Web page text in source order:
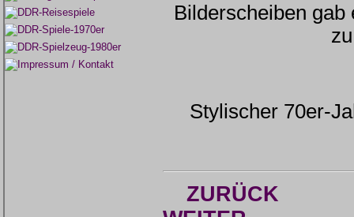
Bilderscheiben gab
Stylischer 70er-
ZURÜCK